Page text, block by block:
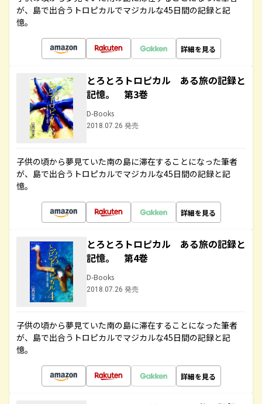
が、島で出合うトロピカルでマジカルな45日間の記録と記
憶。
詳細を見る
とろとろトロピカル ある旅の記録と
記憶。 第3巻
D-Books
2018.07.26 発売
子供の頃から夢見ていた南の島に滞在することになった筆者
が、島で出合うトロピカルでマジカルな45日間の記録と記
憶。
詳細を見る
とろとろトロピカル ある旅の記録と
記憶。 第4巻
D-Books
2018.07.26 発売
子供の頃から夢見ていた南の島に滞在することになった筆者
が、島で出合うトロピカルでマジカルな45日間の記録と記
憶。
詳細を見る